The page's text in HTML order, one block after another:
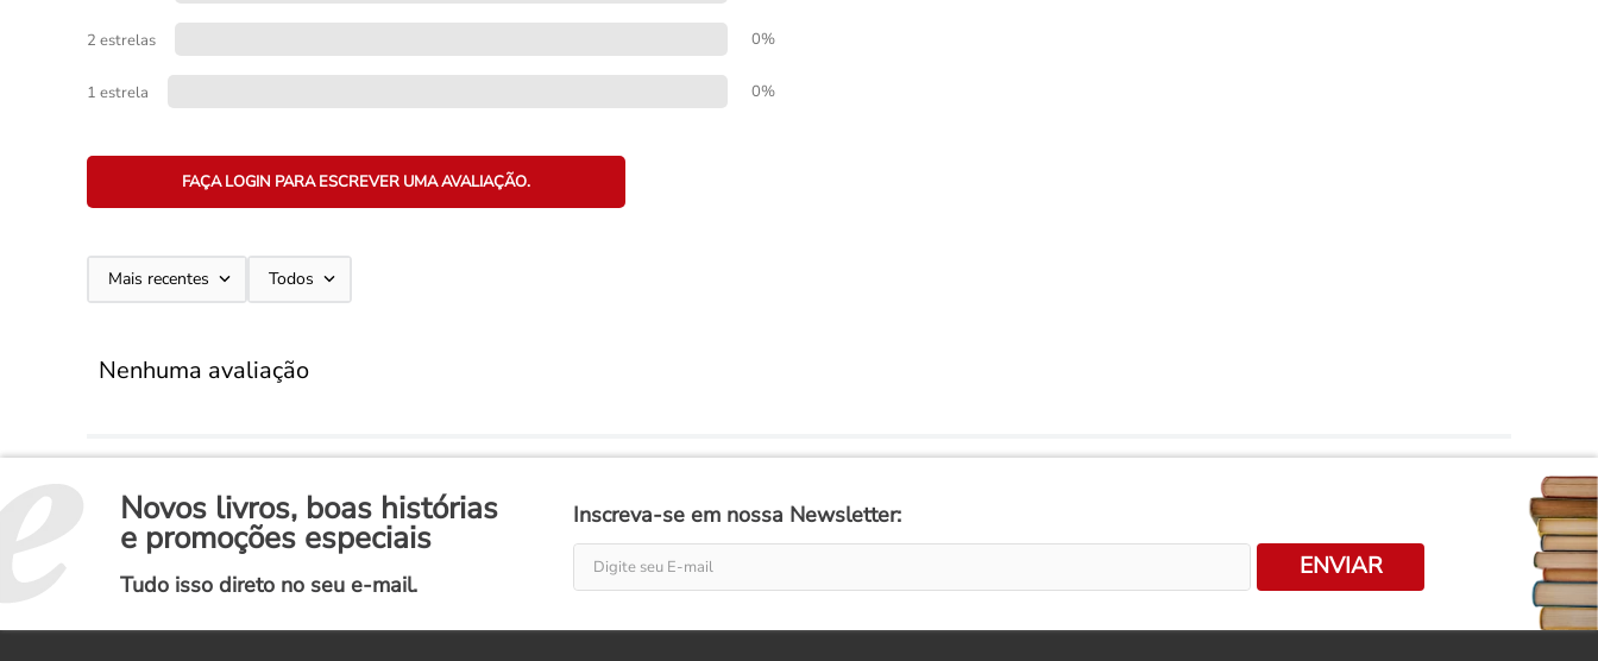
2 estrelas 0%
1 estrela 0%
FAÇA LOGIN PARA ESCREVER UMA AVALIAÇÃO.
Mais recentes Todos
Nenhuma avaliação
Novos livros, boas histórias
e promoções especiais
Tudo isso direto no seu e-mail.
Inscreva-se em nossa Newsletter:
ENVIAR